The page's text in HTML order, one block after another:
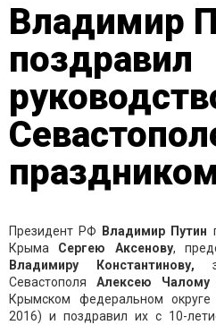
Владимир
поздравил
Президент РФ Владимир Путин
Крыма Сергею Аксенову,
Владимиру Константинову,
Севастополя Алексею Чалому
Крымском федеральном округе
2016) и поздравил их с 10-